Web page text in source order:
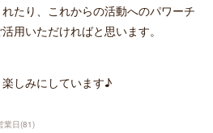
たり、これからの活動へのパワーチ
用いただければと思います。
しみにしています♪
業日(81)